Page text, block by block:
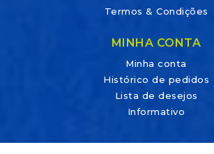
Termos & Condições
MINHA CONTA
Minha conta
Histórico de pedidos
Lista de desejos
Informativo